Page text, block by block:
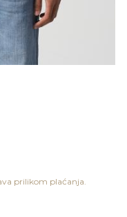
prilikom plaćanja.